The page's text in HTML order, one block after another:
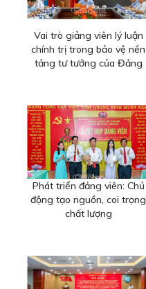
Vai trò giảng viên lý luận
chính trị trong bảo vệ nền
tảng tư tưởng của Đảng
Phát triển đảng viên: Chủ
động tạo nguồn, coi trọng
chất lượng